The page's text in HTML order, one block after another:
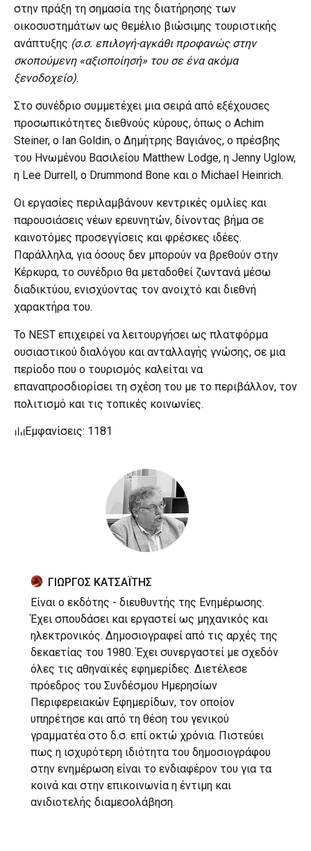
στην πράξη τη σημασία της διατήρησης των
οικοσυστημάτων ως θεμέλιο βιώσιμης τουριστικής
ανάπτυξης (σ.σ. επιλογή-αγκάθι προφανώς στην
σκοπούμενη «αξιοποίησή» του σε ένα ακόμα
ξενοδοχείο).
Στο συνέδριο συμμετέχει μια σειρά από εξέχουσες
προσωπικότητες διεθνούς κύρους, όπως ο Achim
Steiner, ο Ian Goldin, ο Δημήτρης Βαγιάνος, ο πρέσβης
του Ηνωμένου Βασιλείου Matthew Lodge, η Jenny Uglow,
η Lee Durrell, ο Drummond Bone και ο Michael Heinrich.
Οι εργασίες περιλαμβάνουν κεντρικές ομιλίες και
παρουσιάσεις νέων ερευνητών, δίνοντας βήμα σε
καινοτόμες προσεγγίσεις και φρέσκες ιδέες.
Παράλληλα, για όσους δεν μπορούν να βρεθούν στην
Κέρκυρα, το συνέδριο θα μεταδοθεί ζωντανά μέσω
διαδικτύου, ενισχύοντας τον ανοιχτό και διεθνή
χαρακτήρα του.
Το NEST επιχειρεί να λειτουργήσει ως πλατφόρμα
ουσιαστικού διαλόγου και ανταλλαγής γνώσης, σε μια
περίοδο που ο τουρισμός καλείται να
επαναπροσδιορίσει τη σχέση του με το περιβάλλον, τον
πολιτισμό και τις τοπικές κοινωνίες.
Εμφανίσεις: 1181
ΓΙΩΡΓΟΣ ΚΑΤΣΑΪΤΗΣ
Είναι ο εκδότης - διευθυντής της Ενημέρωσης.
Έχει σπουδάσει και εργαστεί ως μηχανικός και
ηλεκτρονικός. Δημοσιογραφεί από τις αρχές της
δεκαετίας του 1980. Έχει συνεργαστεί με σχεδόν
όλες τις αθηναϊκές εφημερίδες. Διετέλεσε
πρόεδρος του Συνδέσμου Ημερησίων
Περιφερειακών Εφημερίδων, τον οποίον
υπηρέτησε και από τη θέση του γενικού
γραμματέα στο δ.σ. επί οκτώ χρόνια. Πιστεύει
πως η ισχυρότερη ιδιότητα του δημοσιογράφου
στην ενημέρωση είναι το ενδιαφέρον του για τα
κοινά και στην επικοινωνία η έντιμη και
ανιδιοτελής διαμεσολάβηση.